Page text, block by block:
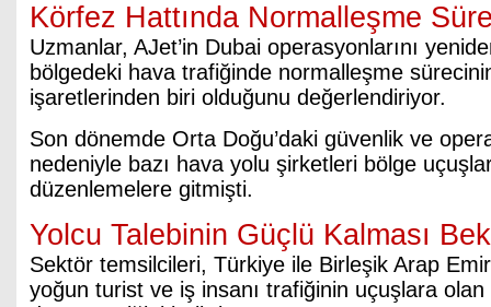
Körfez Hattında Normalleşme
Uzmanlar, AJet’in Dubai operasyonlarını
bölgedeki hava trafiğinde normalleşme
işaretlerinden biri olduğunu değerlendiriyor.
Son dönemde Orta Doğu’daki güvenlik ve
nedeniyle bazı hava yolu şirketleri bölge
düzenlemelere gitmişti.
Yolcu Talebinin Güçlü Kalması
Sektör temsilcileri, Türkiye ile Birleşik Arap
yoğun turist ve iş insanı trafiğinin uçuşlara